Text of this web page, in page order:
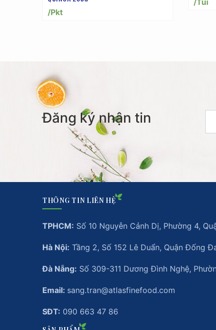
/Pkt
Đăng ký nhận tin
THÔNG TIN LIÊN HỆ
TPHCM: Số 10 Nguyễn Cảnh Dị, Phường 4,
Hà Nội: Tầng 2, Số 152 Lê Duẩn, Quận Đống
Đà Nẵng: Số 309-311 Dương Đình Nghệ,
Email: sang.tran@atlasfinefood.com
SĐT: 090 663 47 86